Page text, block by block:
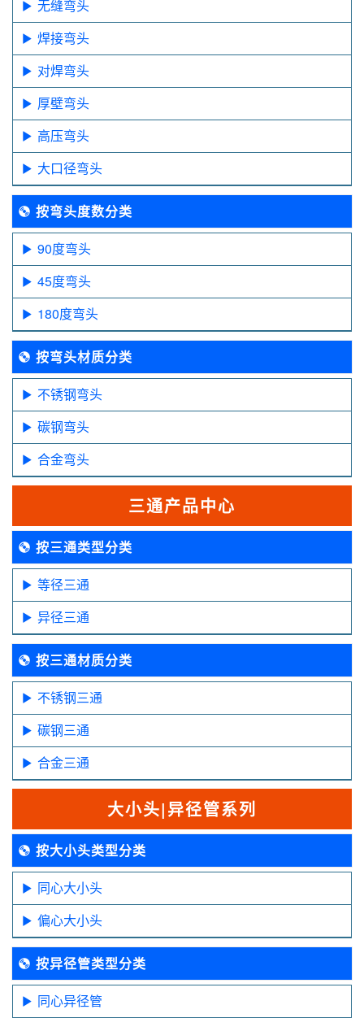
无缝弯头
焊接弯头
对焊弯头
厚壁弯头
高压弯头
大口径弯头
按弯头度数分类
90度弯头
45度弯头
180度弯头
按弯头材质分类
不锈钢弯头
碳钢弯头
合金弯头
三通产品中心
按三通类型分类
等径三通
异径三通
按三通材质分类
不锈钢三通
碳钢三通
合金三通
大小头|异径管系列
按大小头类型分类
同心大小头
偏心大小头
按异径管类型分类
同心异径管